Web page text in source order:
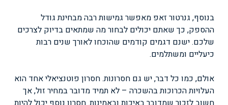
בנוסף, גנרטור זאפ מאפשר גמישות רבה מבחינת גודל
ההספק, כך שאתם יכולים לבחור מה שמתאים בדיוק לצרכים
שלכם. ישנם דגמים קודמים שהוכחו לאורך שנים רבות
כיעליים ומשתלמים.
אולם, כמו כל דבר, יש גם חסרונות. חסרון פוטנציאלי אחד הוא
העלויות הכרוכות בהשכרה – לא תמיד מדובר במחיר זול, אך